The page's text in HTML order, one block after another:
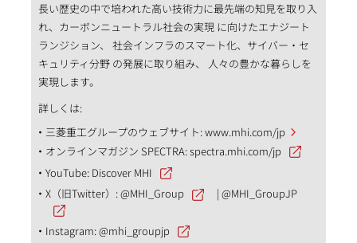
長い歴史の中で培われた高い技術力に最先端の知見を取り入
れ、カーボンニュートラル社会の実現 に向けたエナジート
ランジション、 社会インフラのスマート化、サイバー・セ
キュリティ分野 の発展に取り組み、 人々の豊かな暮らしを
実現します。
詳しくは:
三菱重工グループのウェブサイト:www.mhi.com/jp
オンラインマガジン SPECTRA:spectra.mhi.com/jp
YouTube: Discover MHI
X（旧Twitter）:@MHI_Group |@MHI_GroupJP
Instagram:@mhi_groupjp